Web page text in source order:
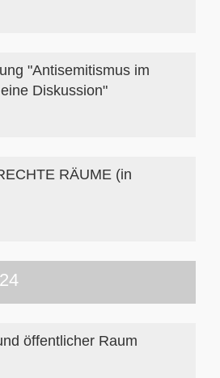
"Antisemitismus im
Diskussion"
RÄUME (in
öffentlicher Raum